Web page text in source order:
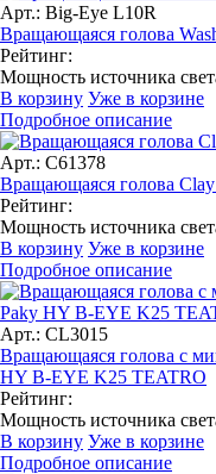
Арт.: Big-Eye L10R
Вращающаяся голова
Рейтинг:
Мощность источника
В корзину Уже в корзине
Подробное описание
Арт.: C61378
Вращающаяся голова
Рейтинг:
Мощность источника
В корзину Уже в корзине
Подробное описание
Арт.: CL3015
Вращающаяся голова с
HY B-EYE K25 TEATRO
Рейтинг:
Мощность источника
В корзину Уже в корзине
Подробное описание